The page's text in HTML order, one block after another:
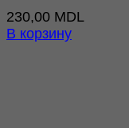
230,00 MDL
В корзину